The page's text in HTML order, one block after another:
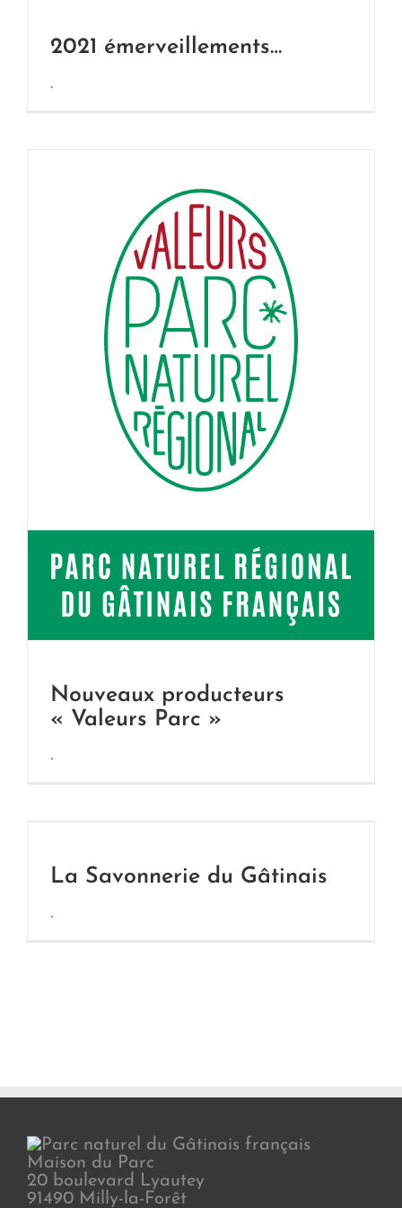
2021 émerveillements…
.
Nouveaux producteurs
« Valeurs Parc »
.
La Savonnerie du Gâtinais
.
Maison du Parc
20 boulevard Lyautey
91490 Milly-la-Forêt